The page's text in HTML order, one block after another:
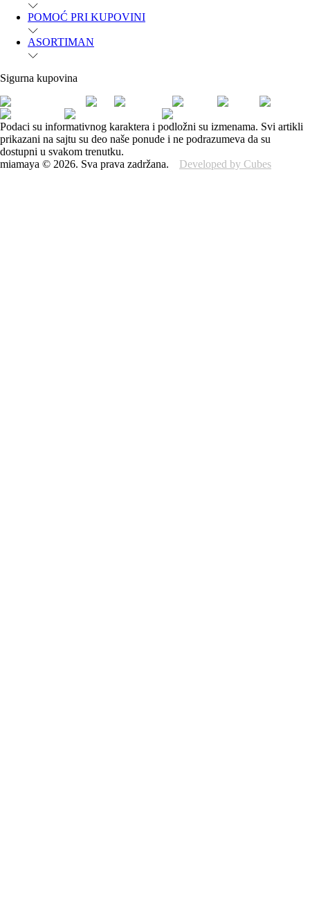
POMOĆ PRI KUPOVINI
ASORTIMAN
Sigurna kupovina
Podaci su informativnog karaktera i podložni su izmenama. Svi artikli
prikazani na sajtu su deo naše ponude i ne podrazumeva da su
dostupni u svakom trenutku.
miamaya © 2026. Sva prava zadržana. Developed by Cubes